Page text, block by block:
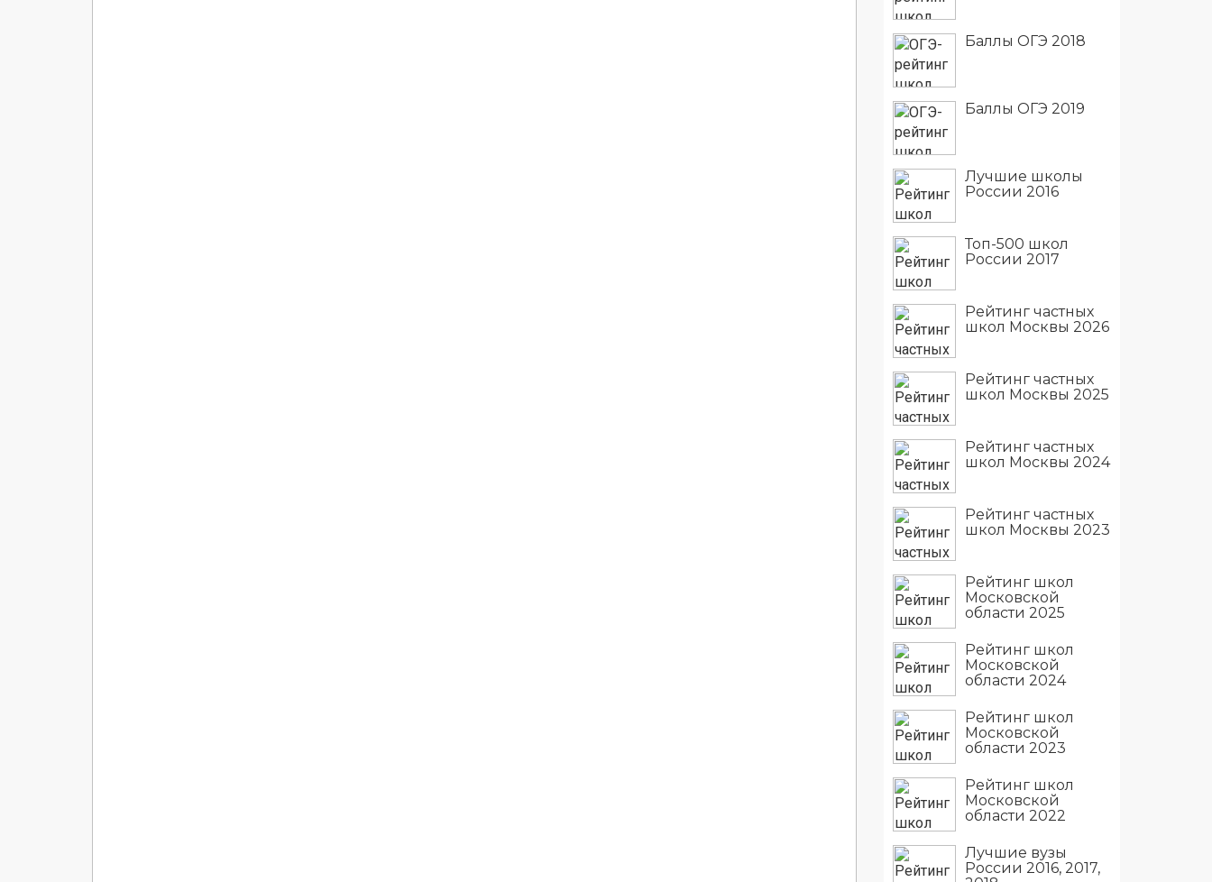
Баллы ОГЭ 2018
Баллы ОГЭ 2019
Лучшие школы
России 2016
Топ-500 школ
России 2017
Рейтинг частных
школ Москвы 2026
Рейтинг частных
школ Москвы 2025
Рейтинг частных
школ Москвы 2024
Рейтинг частных
школ Москвы 2023
Рейтинг школ
Московской
области 2025
Рейтинг школ
Московской
области 2024
Рейтинг школ
Московской
области 2023
Рейтинг школ
Московской
области 2022
Лучшие вузы
России 2016, 2017,